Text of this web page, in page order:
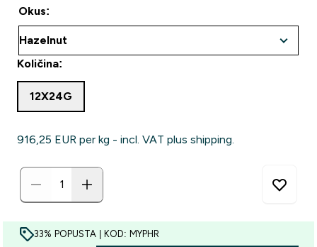
Okus:
Količina:
12X24G
916,25 EUR‎ per kg - incl. VAT plus shipping.
33% POPUSTA | KOD: MYPHR